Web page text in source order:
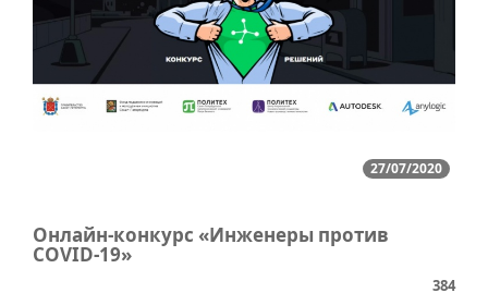
27/07/2020
Онлайн-конкурс «Инженеры против
COVID-19»
384